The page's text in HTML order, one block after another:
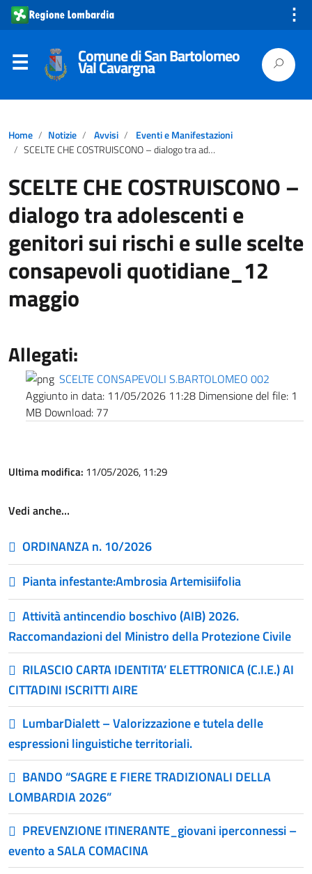
⋮
Comune di San Bartolomeo
Val Cavargna
Home Notizie Avvisi
Eventi e Manifestazioni
SCELTE CHE COSTRUISCONO – dialogo tra adolescenti e genitori sui rischi e sulle scelte consapevoli quotidiane_12 maggio
SCELTE CHE COSTRUISCONO –
dialogo tra adolescenti e
genitori sui rischi e sulle scelte
consapevoli quotidiane_12
maggio
Allegati:
SCELTE CONSAPEVOLI S.BARTOLOMEO 002
Aggiunto in data: 11/05/2026 11:28 Dimensione del file: 1
MB Download: 77
Ultima modifica: 11/05/2026, 11:29
Vedi anche…
ORDINANZA n. 10/2026
Pianta infestante:Ambrosia Artemisiifolia
Attività antincendio boschivo (AIB) 2026.
Raccomandazioni del Ministro della Protezione Civile
RILASCIO CARTA IDENTITA’ ELETTRONICA (C.I.E.) AI
CITTADINI ISCRITTI AIRE
LumbarDialett – Valorizzazione e tutela delle
espressioni linguistiche territoriali.
BANDO “SAGRE E FIERE TRADIZIONALI DELLA
LOMBARDIA 2026”
PREVENZIONE ITINERANTE_giovani iperconnessi –
evento a SALA COMACINA